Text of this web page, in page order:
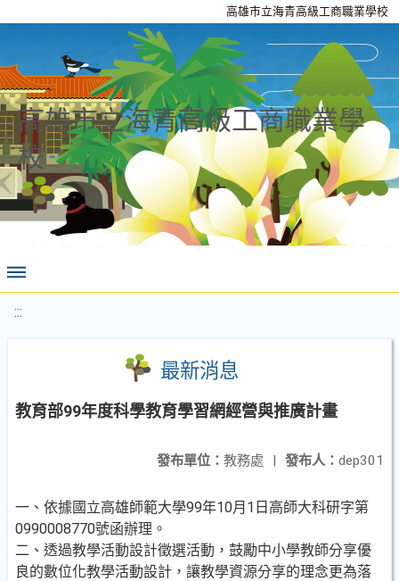
高雄市立海青高級工商職業學校
高雄市立海青高級工商職業學
校
:::
最新消息
教育部99年度科學教育學習網經營與推廣計畫
發布人： dep301
發布單位： 教務處 |
一、依據國立高雄師範大學99年10月1日高師大科研字第
0990008770號函辦理。
二、透過教學活動設計徵選活動，鼓勵中小學教師分享優
良的數位化教學活動設計，讓教學資源分享的理念更為落